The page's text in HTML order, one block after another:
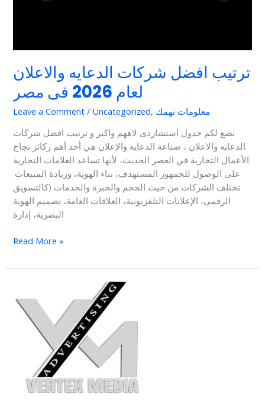
ترتيب افضل شركات الدعايه والاعلان
لعام 2026 فى مصر
Leave a Comment / Uncategorized, معلومات تهمك
نضع لكم جدول استشاردى لاههم واكبر و ترتيب افضل شركات
الدعايه والاعلان ، صناعة الدعاية والإعلان هي أحد أهم ركائز نجاح
الأعمال التجارية في العصر الحديث، لأنها تساعد العلامات التجارية
على الوصول للجمهور المستهدف، بناء الهوية، وزيادة المبيعات.
تختلف الشركات من حيث الحجم والخبرة والخدمات (كالتسويق
الرقمي، الإعلانات التلفزيونية، العلاقات العامة، تصميم الهوية
البصرية، إدارة
Read More »
دعايه